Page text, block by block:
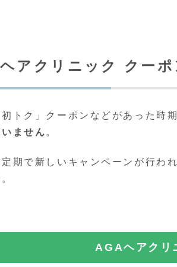
アクリニック クーポ
トク」クーポンなどがあった時
ません 。
期で新しいキャンペーンが行わ
AGAヘアクリ